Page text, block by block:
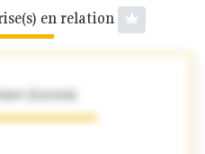
en relation
(Lucien)